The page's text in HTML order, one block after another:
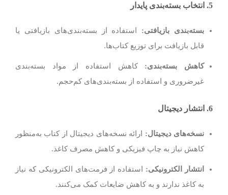
5. انتخاب بسته‌بندی پایدار
بسته‌بندی بازیافتی: استفاده از بسته‌بندی‌های بازیافتی یا
قابل بازیافت برای توزیع کتاب‌ها.
کاهش بسته‌بندی: کاهش استفاده از مواد بسته‌بندی
غیرضروری و استفاده از بسته‌بندی‌های کم‌حجم.
6. انتشار دیجیتال
نسخه‌های دیجیتال: ارائه نسخه‌های دیجیتال از کتاب به‌منظور
کاهش نیاز به چاپ فیزیکی و کاهش مصرف کاغذ.
انتشار الکترونیکی: استفاده از فرمت‌های الکترونیکی که نیاز
به کاغذ ندارند و به کاهش ضایعات کمک می‌کنند.